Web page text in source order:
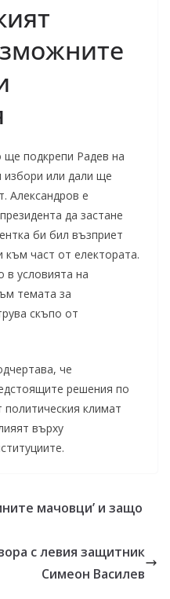
подкрепи Радев на
избори или дали ще
Александров е
да застане
би бил възприет
към част от електората.
в условията на
темата за
скъпо от
че
решения по
климат
върху
мачовци’ и защо
с левия защитник
Симеон Василев